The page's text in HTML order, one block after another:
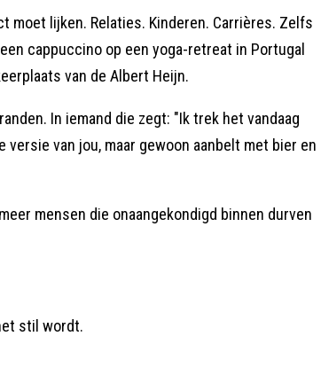
lijken. Relaties. Kinderen. Carrières. Zelfs
cappuccino op een yoga-retreat in Portugal
van de Albert Heijn.
In iemand die zegt: "Ik trek het vandaag
van jou, maar gewoon aanbelt met bier en
mensen die onaangekondigd binnen durven
stil wordt.